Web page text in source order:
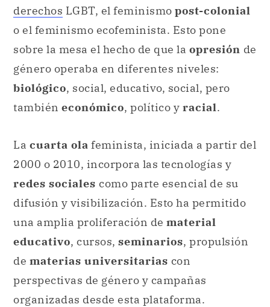
derechos LGBT, el feminismo post-colonial
o el feminismo ecofeminista. Esto pone
sobre la mesa el hecho de que la opresión de
género operaba en diferentes niveles:
biológico, social, educativo, social, pero
también económico, político y racial.
La cuarta ola feminista, iniciada a partir del
2000 o 2010, incorpora las tecnologías y
redes sociales como parte esencial de su
difusión y visibilización. Esto ha permitido
una amplia proliferación de material
educativo, cursos, seminarios, propulsión
de materias universitarias con
perspectivas de género y campañas
organizadas desde esta plataforma.